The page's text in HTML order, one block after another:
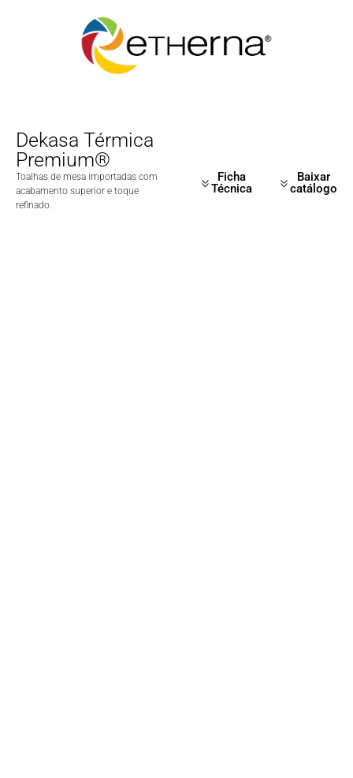
Dekasa Térmica
Premium®
Toalhas de mesa importadas com
acabamento superior e toque
refinado.
Ficha
Técnica
Baixar
catálogo